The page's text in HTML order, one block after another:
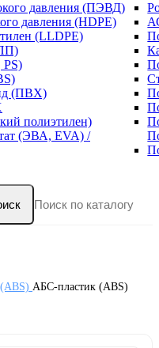
давления (ПЭВД)
давления (HDPE)
(LLDPE)
(ПВХ)
полиэтилен)
(ЭВА, EVA) /
АБС-пластик (ABS)